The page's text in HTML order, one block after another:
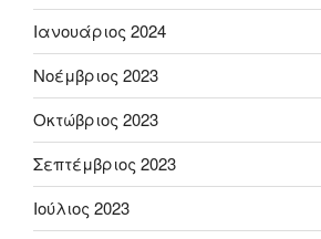
Ιανουάριος 2024
Νοέμβριος 2023
Οκτώβριος 2023
Σεπτέμβριος 2023
Ιούλιος 2023